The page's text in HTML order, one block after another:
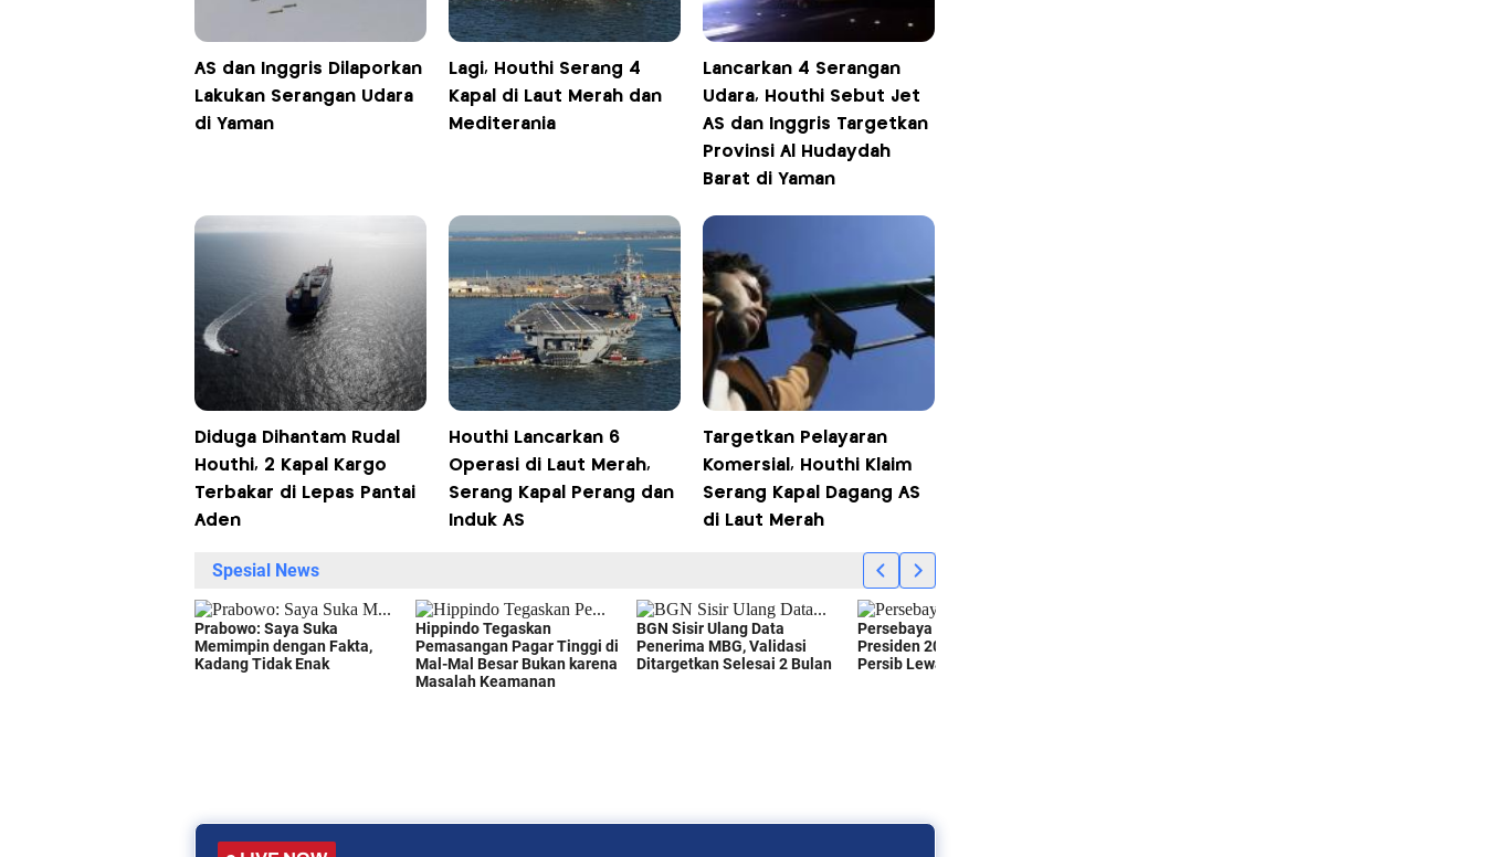
AS dan Inggris Dilaporkan
Lakukan Serangan Udara
di Yaman
Lagi, Houthi Serang 4
Kapal di Laut Merah dan
Mediterania
Lancarkan 4 Serangan
Udara, Houthi Sebut Jet
AS dan Inggris Targetkan
Provinsi Al Hudaydah
Barat di Yaman
Diduga Dihantam Rudal
Houthi, 2 Kapal Kargo
Terbakar di Lepas Pantai
Aden
Houthi Lancarkan 6
Operasi di Laut Merah,
Serang Kapal Perang dan
Induk AS
Targetkan Pelayaran
Komersial, Houthi Klaim
Serang Kapal Dagang AS
di Laut Merah